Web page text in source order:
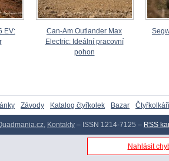
EV:
Can-Am Outlander Max
Electric: Ideální pracovní
pohon
Závody Katalog čtyřkolek Bazar Čtyřkolkáři
, Kontakty – ISSN 1214-7125 – RSS
Nahlásit